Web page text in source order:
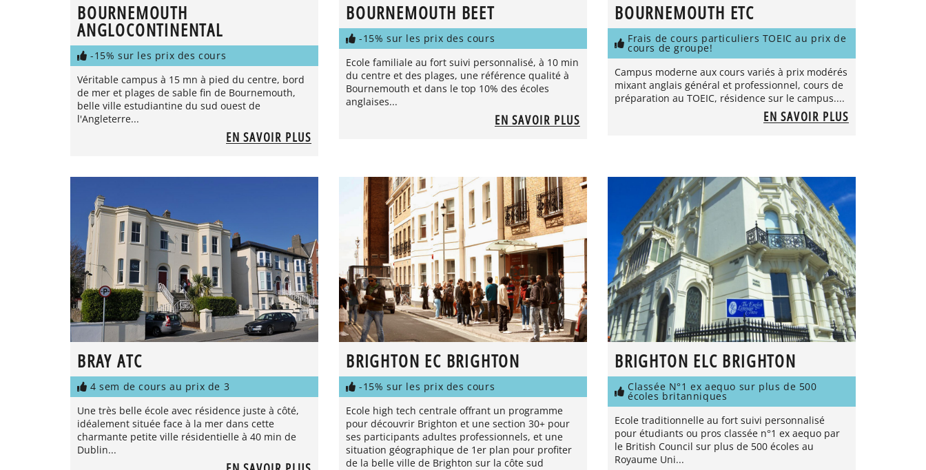
BOURNEMOUTH
ANGLOCONTINENTAL
-15% sur les prix des cours
Véritable campus à 15 mn à pied du centre, bord
de mer et plages de sable fin de Bournemouth,
belle ville estudiantine du sud ouest de
l'Angleterre...
EN SAVOIR PLUS
BOURNEMOUTH BEET
-15% sur les prix des cours
Ecole familiale au fort suivi personnalisé, à 10 min
du centre et des plages, une référence qualité à
Bournemouth et dans le top 10% des écoles
anglaises...
EN SAVOIR PLUS
BOURNEMOUTH ETC
Frais de cours particuliers TOEIC au prix de
cours de groupe!
Campus moderne aux cours variés à prix modérés
mixant anglais général et professionnel, cours de
préparation au TOEIC, résidence sur le campus....
EN SAVOIR PLUS
BRAY ATC
4 sem de cours au prix de 3
Une très belle école avec résidence juste à côté,
idéalement située face à la mer dans cette
charmante petite ville résidentielle à 40 min de
Dublin...
BRIGHTON EC BRIGHTON
-15% sur les prix des cours
Ecole high tech centrale offrant un programme
pour découvrir Brighton et une section 30+ pour
ses participants adultes professionnels, et une
situation géographique de 1er plan pour profiter
de la belle ville de Brighton sur la côte sud
BRIGHTON ELC BRIGHTON
Classée N°1 ex aequo sur plus de 500
écoles britanniques
Ecole traditionnelle au fort suivi personnalisé
pour étudiants ou pros classée n°1 ex aequo par
le British Council sur plus de 500 écoles au
Royaume Uni...